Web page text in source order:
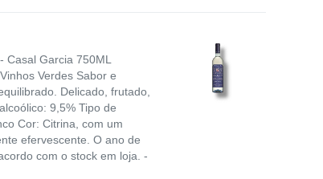
Casal Garcia 750ML
Verdes Sabor e
Delicado, frutado,
9,5% Tipo de
Cor: Citrina, com um
efervescente. O ano de
com o stock em loja. -